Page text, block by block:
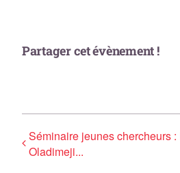
Partager cet évènement !
Séminaire jeunes chercheurs
Oladimeji...